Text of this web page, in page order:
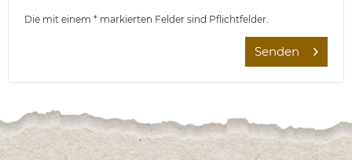
Die mit einem * markierten Felder sind Pflichtfelder.
Senden